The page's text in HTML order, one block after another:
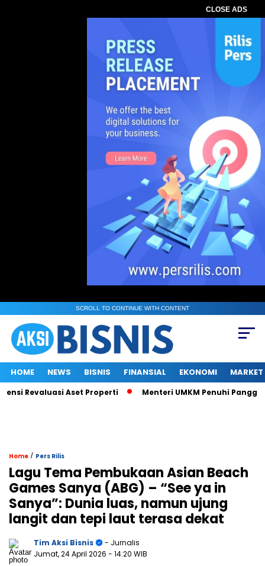
CLOSE ADS
SCROLL TO CONTINUE WITH CONTENT
HOME NEWS BISNIS FINANSIAL EKONOMI MARKET
Revaluasi Aset Properti Menteri UMKM Penuhi Panggilan
Home / Pers Rilis
Lagu Tema Pembukaan Asian Beach
Games Sanya (ABG) – “See ya in
Sanya”: Dunia luas, namun ujung
langit dan tepi laut terasa dekat
Tim Aksi Bisnis
- Jurnalis
Jumat, 24 April 2026 - 14:20 WIB